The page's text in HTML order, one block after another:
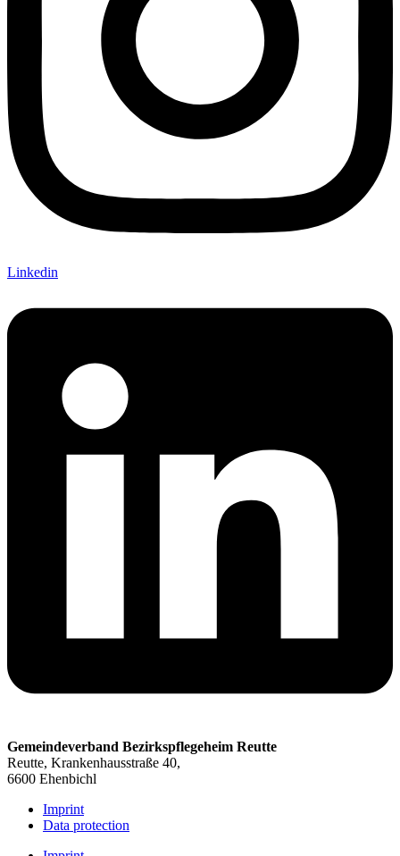
Linkedin
Gemeindeverband Bezirkspflegeheim Reutte
Reutte, Krankenhausstraße 40,
6600 Ehenbichl
Imprint
Data protection